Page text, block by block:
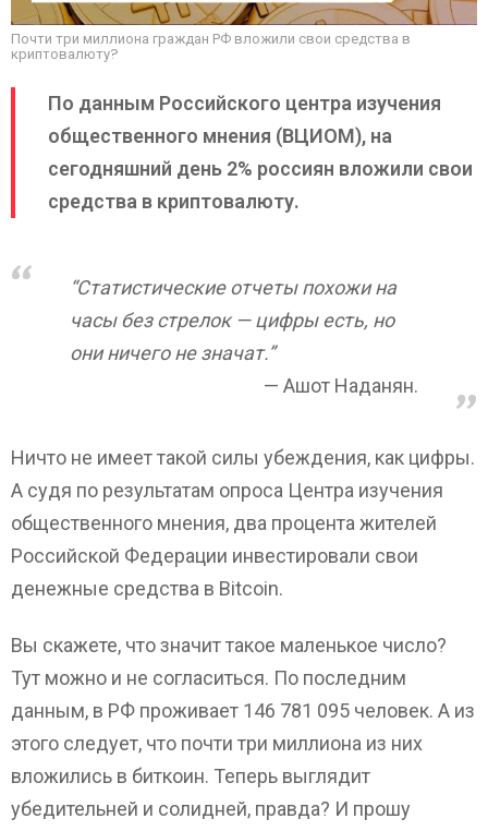
Почти три миллиона граждан РФ вложили свои средства в
криптовалюту?
По данным Российского центра изучения
общественного мнения (ВЦИОМ), на
сегодняшний день 2% россиян вложили свои
средства в криптовалюту.
“Статистические отчеты похожи на
часы без стрелок — цифры есть, но
они ничего не значат.”
Ашот Наданян.
Ничто не имеет такой силы убеждения, как цифры.
А судя по результатам опроса Центра изучения
общественного мнения, два процента жителей
Российской Федерации инвестировали свои
денежные средства в Bitcoin.
Вы скажете, что значит такое маленькое число?
Тут можно и не согласиться. По последним
данным, в РФ проживает 146 781 095 человек. А из
этого следует, что почти три миллиона из них
вложились в биткоин. Теперь выглядит
убедительней и солидней, правда? И прошу